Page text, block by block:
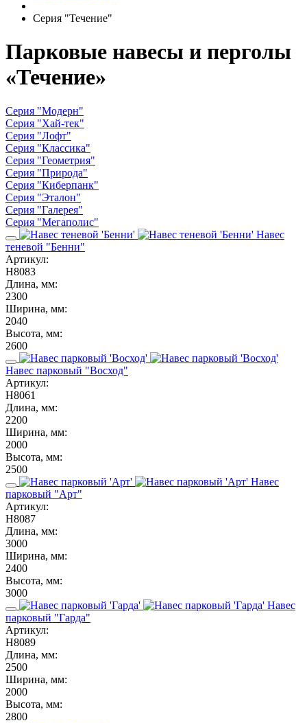
Серия "Течение"
Парковые навесы и перголы
«Течение»
Серия "Модерн"
Серия "Хай-тек"
Серия "Лофт"
Серия "Классика"
Серия "Геометрия"
Серия "Природа"
Серия "Киберпанк"
Серия "Эталон"
Серия "Галерея"
Серия "Мегаполис"
Навес
теневой "Бенни"
Артикул:
Н8083
Длина, мм:
2300
Ширина, мм:
2040
Высота, мм:
2600
Навес парковый "Восход"
Артикул:
Н8061
Длина, мм:
2200
Ширина, мм:
2000
Высота, мм:
2500
Навес
парковый "Арт"
Артикул:
Н8087
Длина, мм:
3000
Ширина, мм:
2400
Высота, мм:
3000
Навес
парковый "Гарда"
Артикул:
Н8089
Длина, мм:
2500
Ширина, мм:
2000
Высота, мм:
2800